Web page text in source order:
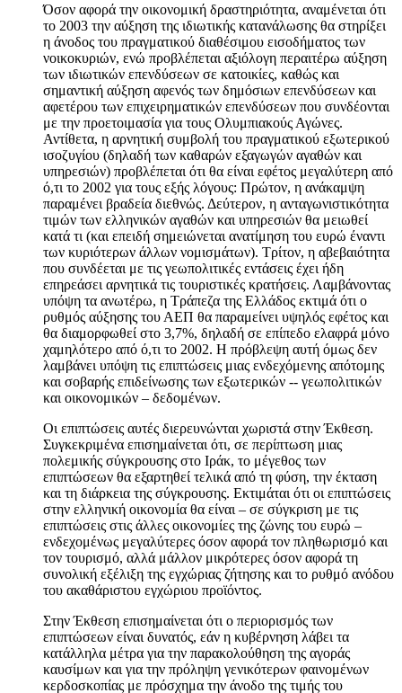
Όσον αφορά την οικονομική δραστηριότητα, αναμένεται ότι
το 2003 την αύξηση της ιδιωτικής κατανάλωσης θα στηρίξει
η άνοδος του πραγματικού διαθέσιμου εισοδήματος των
νοικοκυριών, ενώ προβλέπεται αξιόλογη περαιτέρω αύξηση
των ιδιωτικών επενδύσεων σε κατοικίες, καθώς και
σημαντική αύξηση αφενός των δημόσιων επενδύσεων και
αφετέρου των επιχειρηματικών επενδύσεων που συνδέονται
με την προετοιμασία για τους Ολυμπιακούς Αγώνες.
Αντίθετα, η αρνητική συμβολή του πραγματικού εξωτερικού
ισοζυγίου (δηλαδή των καθαρών εξαγωγών αγαθών και
υπηρεσιών) προβλέπεται ότι θα είναι εφέτος μεγαλύτερη από
ό,τι το 2002 για τους εξής λόγους: Πρώτον, η ανάκαμψη
παραμένει βραδεία διεθνώς. Δεύτερον, η ανταγωνιστικότητα
τιμών των ελληνικών αγαθών και υπηρεσιών θα μειωθεί
κατά τι (και επειδή σημειώνεται ανατίμηση του ευρώ έναντι
των κυριότερων άλλων νομισμάτων). Τρίτον, η αβεβαιότητα
που συνδέεται με τις γεωπολιτικές εντάσεις έχει ήδη
επηρεάσει αρνητικά τις τουριστικές κρατήσεις. Λαμβάνοντας
υπόψη τα ανωτέρω, η Τράπεζα της Ελλάδος εκτιμά ότι ο
ρυθμός αύξησης του ΑΕΠ θα παραμείνει υψηλός εφέτος και
θα διαμορφωθεί στο 3,7%, δηλαδή σε επίπεδο ελαφρά μόνο
χαμηλότερο από ό,τι το 2002. Η πρόβλεψη αυτή όμως δεν
λαμβάνει υπόψη τις επιπτώσεις μιας ενδεχόμενης απότομης
και σοβαρής επιδείνωσης των εξωτερικών -- γεωπολιτικών
και οικονομικών – δεδομένων.
Οι επιπτώσεις αυτές διερευνώνται χωριστά στην Έκθεση.
Συγκεκριμένα επισημαίνεται ότι, σε περίπτωση μιας
πολεμικής σύγκρουσης στο Ιράκ, το μέγεθος των
επιπτώσεων θα εξαρτηθεί τελικά από τη φύση, την έκταση
και τη διάρκεια της σύγκρουσης. Εκτιμάται ότι οι επιπτώσεις
στην ελληνική οικονομία θα είναι – σε σύγκριση με τις
επιπτώσεις στις άλλες οικονομίες της ζώνης του ευρώ –
ενδεχομένως μεγαλύτερες όσον αφορά τον πληθωρισμό και
τον τουρισμό, αλλά μάλλον μικρότερες όσον αφορά τη
συνολική εξέλιξη της εγχώριας ζήτησης και το ρυθμό ανόδου
του ακαθάριστου εγχώριου προϊόντος.
Στην Έκθεση επισημαίνεται ότι ο περιορισμός των
επιπτώσεων είναι δυνατός, εάν η κυβέρνηση λάβει τα
κατάλληλα μέτρα για την παρακολούθηση της αγοράς
καυσίμων και για την πρόληψη γενικότερων φαινομένων
κερδοσκοπίας με πρόσχημα την άνοδο της τιμής του